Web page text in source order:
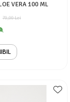
VERA 100 ML
70,00 Lei